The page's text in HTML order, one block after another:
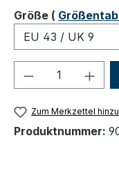
Größeauswählen
(
Produkt
Zum Merkzettel
Produktnummer: